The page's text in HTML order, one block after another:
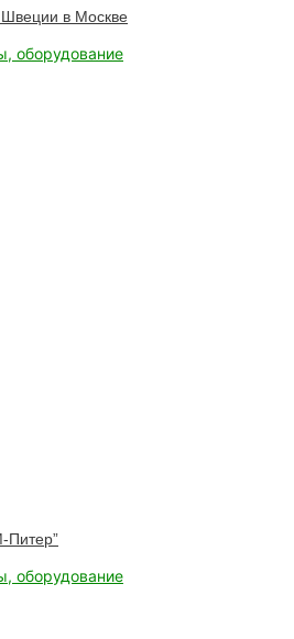
Швеции в Москве
оборудование
Питер”
оборудование